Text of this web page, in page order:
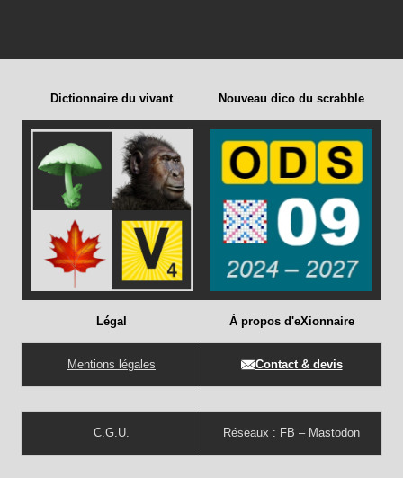
Dictionnaire du vivant Nouveau dico du scrabble
Légal
Mentions légales
C.G.U.
À propos d'eXionnaire
Contact & devis
Réseaux : FB – Mastodon